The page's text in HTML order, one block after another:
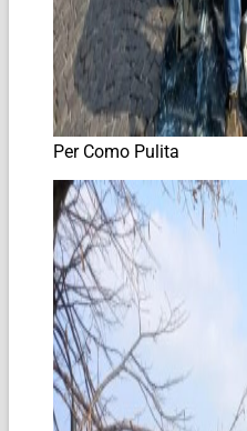
Per Como Pulita